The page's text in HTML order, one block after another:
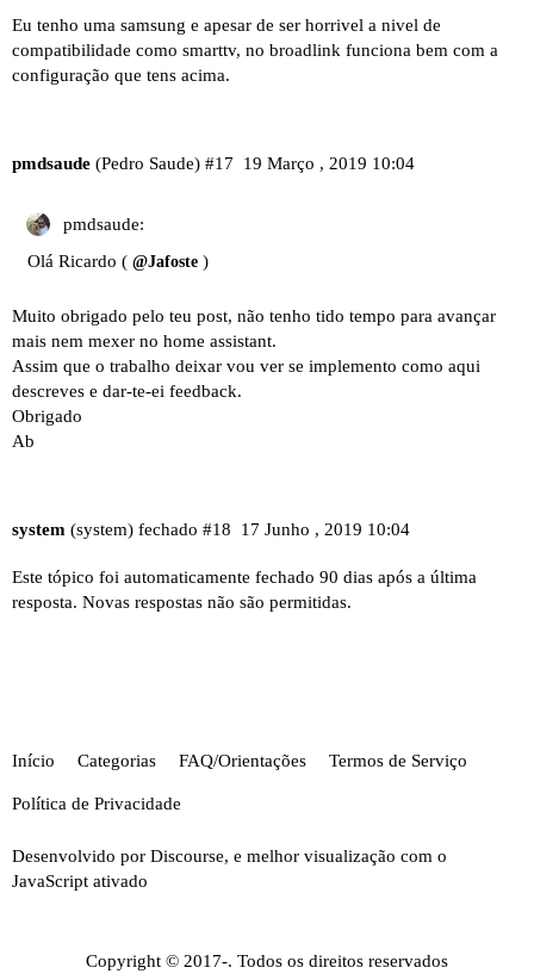
Eu tenho uma samsung e apesar de ser horrivel a nivel de
compatibilidade como smarttv, no broadlink funciona bem com a
configuração que tens acima.
pmdsaude (Pedro Saude) 19 Março , 2019 10:04
#17
pmdsaude:
Olá Ricardo ( @Jafoste )
Muito obrigado pelo teu post, não tenho tido tempo para avançar
mais nem mexer no home assistant.
Assim que o trabalho deixar vou ver se implemento como aqui
descreves e dar-te-ei feedback.
Obrigado
Ab
system (system) fechado 17 Junho , 2019 10:04
#18
Este tópico foi automaticamente fechado 90 dias após a última
resposta. Novas respostas não são permitidas.
Início Categorias FAQ/Orientações Termos de Serviço
Política de Privacidade
Desenvolvido por Discourse, e melhor visualização com o
JavaScript ativado
Copyright © 2017-. Todos os direitos reservados